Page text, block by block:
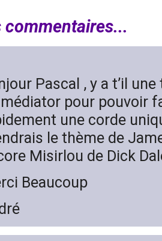
commentaires...
Pascal , y a t’il
pour pouvoir
une corde
le thème de
Misirlou de Dick
Beaucoup